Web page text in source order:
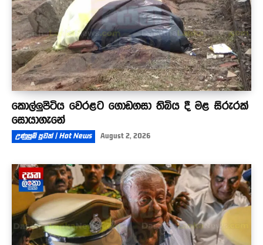
කොල්ලුපිටිය වෙරළට ගොඩගසා තිබිය දී මළ සිරුරක්
සොයාගැනේ
උණුසුම් පුවත් | Hot News August 2, 2026